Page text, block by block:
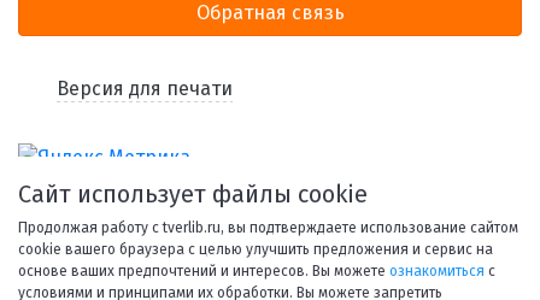
Обратная связь
Версия для печати
Сайт использует файлы cookie
Продолжая работу с tverlib.ru, вы подтверждаете использование сайтом
cookie вашего браузера с целью улучшить предложения и сервис на
основе ваших предпочтений и интересов. Вы можете ознакомиться с
условиями и принципами их обработки. Вы можете запретить